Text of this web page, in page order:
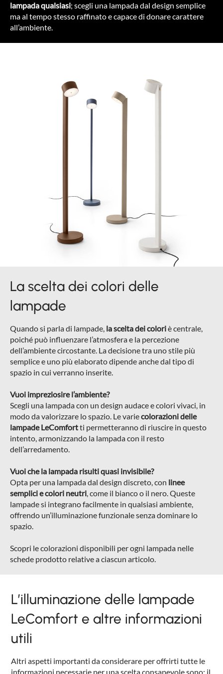
PRODOTTI
RIVESTIMENTI
AREA RISERVATA
lampada qualsiasi; scegli una lampada dal design semplice
ma al tempo stesso raffinato e capace di donare carattere
all’ambiente.
La scelta dei colori delle
lampade
Quando si parla di lampade, la scelta dei coloriè centrale,
poiché può influenzare l’atmosfera e la percezione
dell’ambiente circostante. La decisione tra uno stile più
semplice e uno più elaborato dipende anche dal tipo di
spazio in cui verranno inserite.
Vuoi impreziosire l’ambiente?
Scegli una lampada con un design audace e colori vivaci, in
modo da valorizzare lo spazio. Le variecolorazioni delle
lampade LeComfortti permetteranno di riuscire in questo
intento, armonizzando la lampada con il resto
dell’arredamento.
Vuoi che la lampada risulti quasi invisibile?
Opta per una lampada dal design discreto, con linee
semplici e colori neutri, come il bianco o il nero. Queste
lampade si integrano facilmente in qualsiasi ambiente,
offrendo un’illuminazione funzionale senza dominare lo
spazio.
Scopri le colorazioni disponibili per ogni lampada nelle
schede prodotto relative a ciascun articolo.
L’illuminazione delle lampade
LeComfort e altre informazioni
utili
Altri aspetti importanti da considerare per offrirti tutte le
informazioni necessarie per una scelta consapevole sono: il